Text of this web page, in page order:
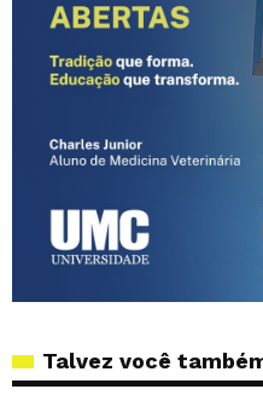
Talvez você